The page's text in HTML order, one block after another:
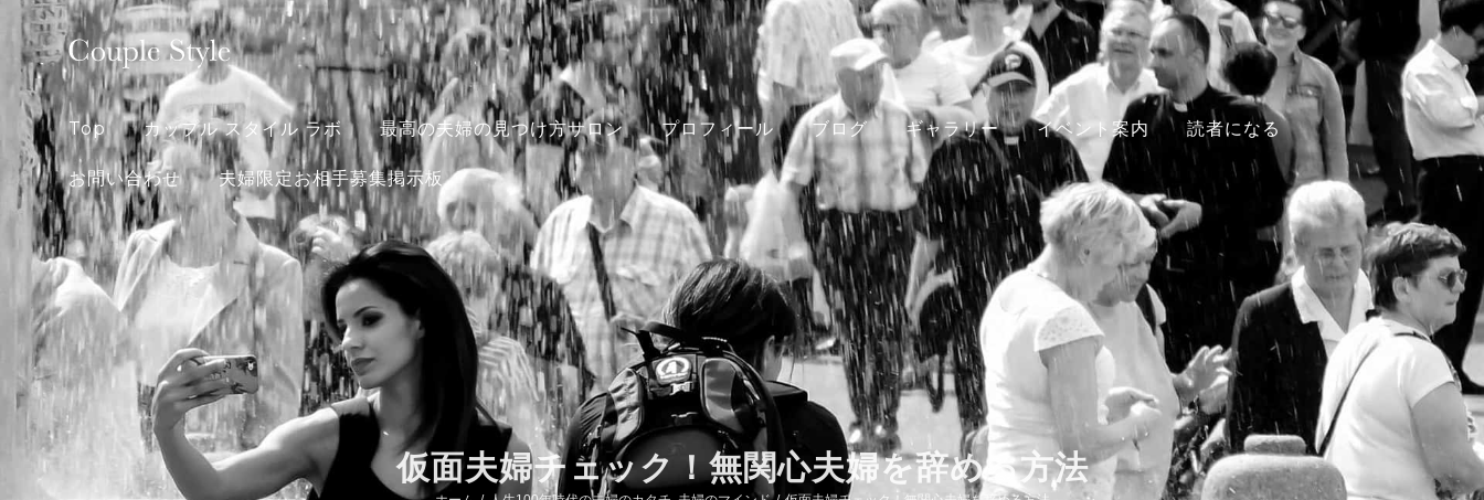
Skip
content
Top カップル スタイル ラボ 最高の夫婦の見つけ方サロン プロフィール ブログ ギャラリー イベント案内 読者になる
お問い合わせ 夫婦限定お相手募集掲示板
仮面夫婦チェック！無関心夫婦を辞める方法